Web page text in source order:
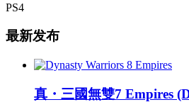
PS4
最新发布
真・三國無雙7 Empires